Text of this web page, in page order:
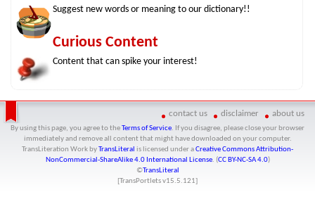
Suggest new words or meaning to our dictionary!!
Curious Content
Content that can spike your interest!
contact us disclaimer about us
By using this page, you agree to the Terms of Service. If you disagree, please close your browser
immediately and remove all content that might have downloaded on your computer.
TransLiteration Workby TransLiteral is licensed under aCreative Commons Attribution-
NonCommercial-ShareAlike 4.0 International License. (CC BY-NC-SA 4.0)
©TransLiteral
[TransPortlets v15.5.121